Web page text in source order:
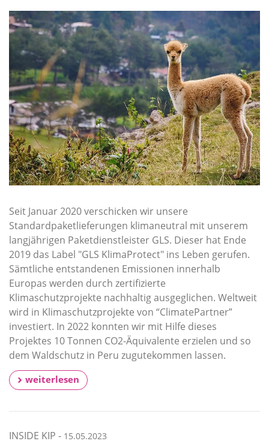
Seit Januar 2020 verschicken wir unsere
Standardpaketlieferungen klimaneutral mit unserem
langjährigen Paketdienstleister GLS. Dieser hat Ende
2019 das Label "GLS KlimaProtect" ins Leben gerufen.
Sämtliche entstandenen Emissionen innerhalb
Europas werden durch zertifizierte
Klimaschutzprojekte nachhaltig ausgeglichen. Weltweit
wird in Klimaschutzprojekte von “ClimatePartner”
investiert. In 2022 konnten wir mit Hilfe dieses
Projektes 10 Tonnen CO2-Äquivalente erzielen und so
dem Waldschutz in Peru zugutekommen lassen.
weiterlesen
INSIDE KIP - 15.05.2023